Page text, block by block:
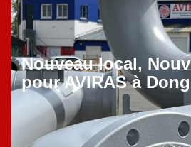
Nouveau local,
pour AVIRAS à